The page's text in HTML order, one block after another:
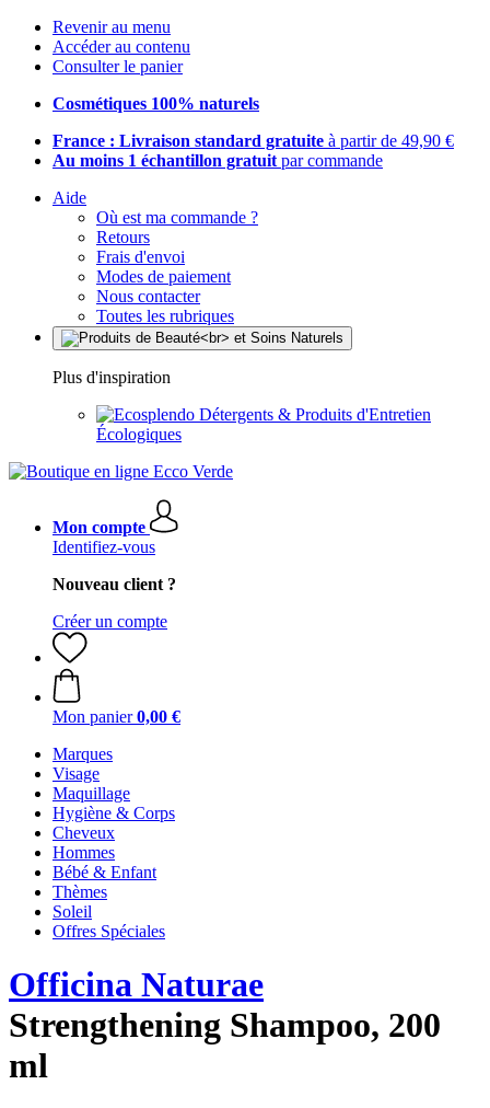
Revenir au menu
Accéder au contenu
Consulter le panier
Cosmétiques 100% naturels
France : Livraison standard gratuite à partir de 49,90 €
Au moins 1 échantillon gratuit par commande
Aide
Où est ma commande ?
Retours
Frais d'envoi
Modes de paiement
Nous contacter
Toutes les rubriques
Plus d'inspiration
Détergents & Produits d'Entretien
Écologiques
Mon compte
Identifiez-vous
Nouveau client ?
Créer un compte
Mon panier 0,00 €
Marques
Visage
Maquillage
Hygiène & Corps
Cheveux
Hommes
Bébé & Enfant
Thèmes
Soleil
Offres Spéciales
Officina Naturae
Strengthening Shampoo, 200
ml